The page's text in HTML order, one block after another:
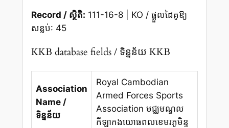
Record / ស្ថិតិ: 111-16-8 | KO / ផ្តួលដៃគូឱ្យ
សន្លប់: 45
KKB database fields / ទិន្នន័យ KKB
Association
Name /
ទិន្នន័យ
Royal Cambodian
Armed Forces Sports
Association មជ្ឈមណ្ឌល
កីឡាកងយោធពលខេមរភូមិន្ទ